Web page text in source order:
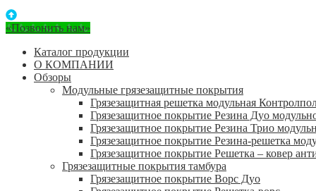
«Позвонить нам»
Каталог продукции
О КОМПАНИИ
Обзоры
Модульные грязезащитные покрытия
Грязезащитная решетка модульная
Грязезащитное покрытие Резина Дуо
Грязезащитное покрытие Резина Трио
Грязезащитное покрытие Резина-решетка
Грязезащитное покрытие Решетка – ковер
Грязезащитные покрытия тамбура
Грязезащитное покрытие Ворс Дуо